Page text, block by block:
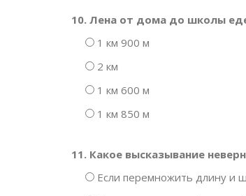
10. Лена от дома до школы
1 км 900 м
2 км
1 км 600 м
1 км 850 м
11. Какое высказывание
Если перемножить длину и